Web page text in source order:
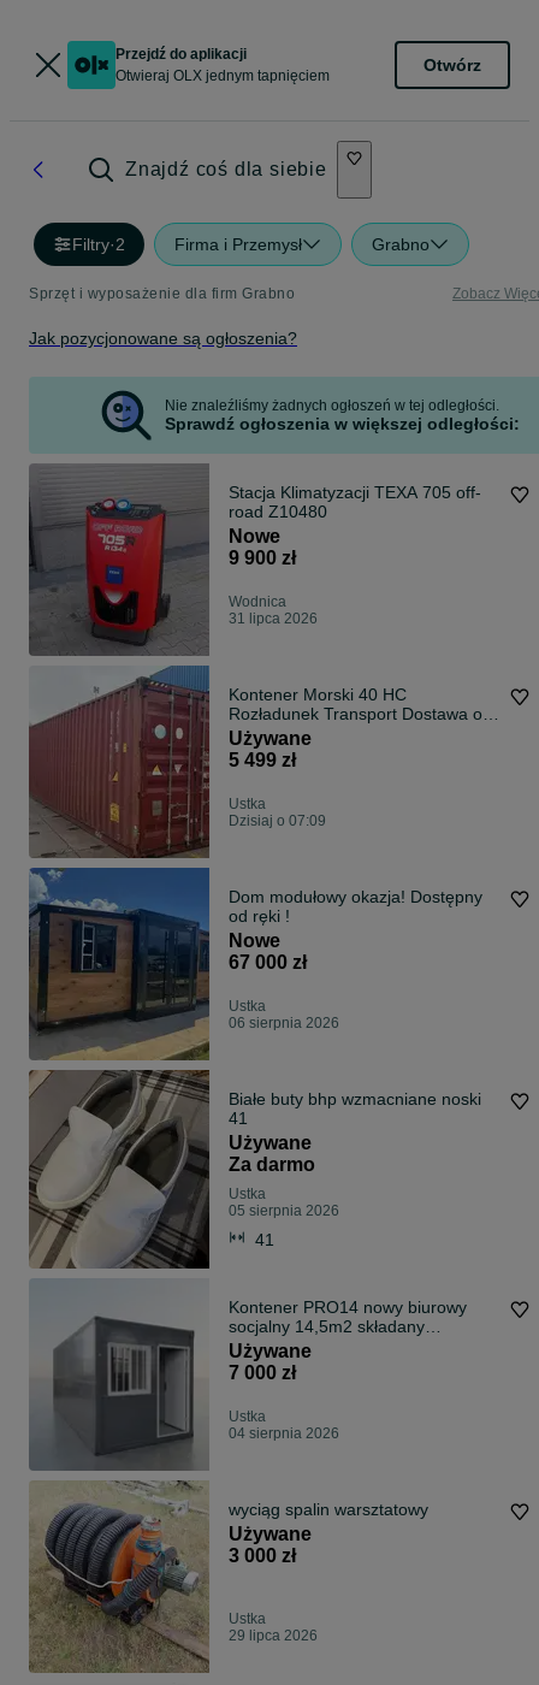
Przejdź do aplikacji
Otwieraj OLX jednym tapnięciem
Otwórz
Znajdź coś dla siebie
Filtry·2 Firma i Przemysł Grabno
Sprzęt i wyposażenie dla firm Grabno Zobacz
Jak pozycjonowane są ogłoszenia?
Nie znaleźliśmy żadnych ogłoszeń w tej odległości.
Sprawdź ogłoszenia w większej odległości:
Stacja Klimatyzacji TEXA 705 off-
road Z10480
Nowe
9 900 zł
Wodnica
31 lipca 2026
Kontener Morski 40 HC
Rozładunek Transport Dostawa od
Ręki
Używane
5 499 zł
Ustka
Dzisiaj o 07:09
Dom modułowy okazja! Dostępny
od ręki !
Nowe
67 000 zł
Ustka
06 sierpnia 2026
Białe buty bhp wzmacniane noski
41
Używane
Za darmo
Ustka
05 sierpnia 2026
41
Kontener PRO14 nowy biurowy
socjalny 14,5m2 składany
ocieplony magazynowy
Używane
7 000 zł
Ustka
04 sierpnia 2026
wyciąg spalin warsztatowy
Używane
3 000 zł
Ustka
29 lipca 2026